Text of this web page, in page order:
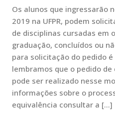
Os alunos que ingressarão
2019 na UFPR, podem
de disciplinas cursadas em
graduação, concluídos ou
para solicitação do pedido
lembramos que o pedido
pode ser realizado nesse
informações sobre o
equivalência consultar a […]